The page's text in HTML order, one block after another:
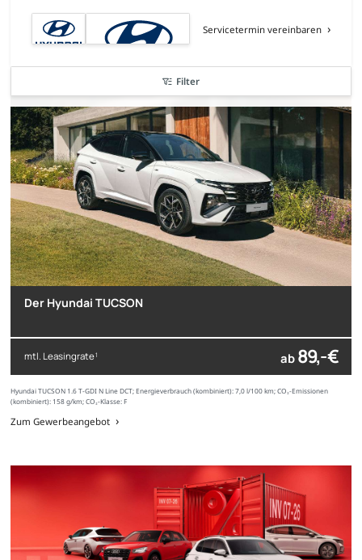
Servicetermin vereinbaren
Filter
Der Hyundai TUCSON
mtl. Leasingrate1 ab 89,- €
Hyundai TUCSON 1.6 T-GDI N Line DCT; Energieverbrauch (kombiniert): 7,0 l/100 km; CO₂-Emissionen
(kombiniert): 158 g/km; CO₂-Klasse: F
Zum Gewerbeangebot